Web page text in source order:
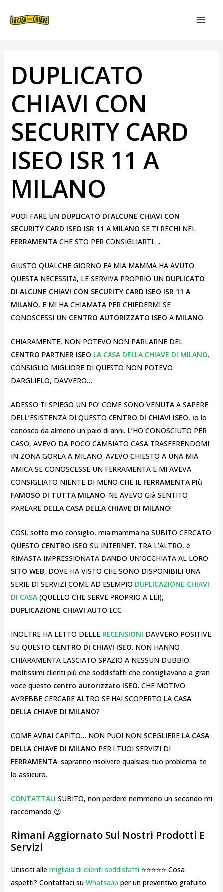
DUPLICATO
CHIAVI CON
SECURITY CARD
ISEO ISR 11 A
MILANO
PUOI FARE UN DUPLICATO DI ALCUNE CHIAVI CON
SECURITY CARD ISEO ISR 11 A MILANO SE TI RECHI NEL
FERRAMENTA CHE STO PER CONSIGLIARTI….
GIUSTO QUALCHE GIORNO FA MIA MAMMA HA AVUTO
QUESTA NECESSITà, LE SERVIVA PROPRIO UN DUPLICATO
DI ALCUNE CHIAVI CON SECURITY CARD ISEO ISR 11 A
MILANO, E MI HA CHIAMATA PER CHIEDERMI SE
CONOSCESSI UN CENTRO AUTORIZZATO ISEO A MILANO.
CHIARAMENTE, NON POTEVO NON PARLARNE DEL
CENTRO PARTNER ISEO LA CASA DELLA CHIAVE DI MILANO.
CONSIGLIO MIGLIORE DI QUESTO NON POTEVO
DARGLIELO, DAVVERO…
ADESSO TI SPIEGO UN PO’ COME SONO VENUTA A SAPERE
DELL’ESISTENZA DI QUESTO CENTRO DI CHIAVI ISEO. io lo
conosco da almeno un paio di anni. L’HO CONOSCIUTO PER
CASO, AVEVO DA POCO CAMBIATO CASA TRASFERENDOMI
IN ZONA GORLA A MILANO. AVEVO CHIESTO A UNA MIA
AMICA SE CONOSCESSE UN FERRAMENTA E MI AVEVA
CONSIGLIATO NIENTE DI MENO CHE ILFERRAMENTA PIù
FAMOSO DI TUTTA MILANO. NE AVEVO GIà SENTITO
PARLARE DELLA CASA DELLA CHIAVE DI MILANO!
COSì, sotto mio consiglio, mia mamma ha SUBITO CERCATO
QUESTO CENTRO ISEO SU INTERNET. TRA L’ALTRO, è
RIMASTA IMPRESSIONATA DANDO UN’OCCHIATA AL LORO
SITO WEB, DOVE HA VISTO CHE SONO DISPONIBILI UNA
SERIE DI SERVIZI COME AD ESEMPIO DUPLICAZIONE CHIAVI
DI CASA (QUELLO CHE SERVE PROPRIO A LEI),
DUPLICAZIONE CHIAVI AUTO ECC
INOLTRE HA LETTO DELLE RECENSIONI DAVVERO POSITIVE
SU QUESTO CENTRO DI CHIAVI ISEO. NON HANNO
CHIARAMENTA LASCIATO SPAZIO A NESSUN DUBBIO.
moltissimi clienti più che soddisfatti che consigliavano a gran
voce questo centro autorizzato ISEO. CHE MOTIVO
AVREBBE CERCARE ALTRO SE HAI SCOPERTO LA CASA
DELLA CHIAVE DI MILANO?
COME AVRAI CAPITO… NON PUOI NON SCEGLIERE LA CASA
DELLA CHIAVE DI MILANO PER I TUOI SERVIZI DI
FERRAMENTA. sapranno risolvere qualsiasi tuo problema. te
lo assicuro.
CONTATTALI SUBITO, non perdere nemmeno un secondo mi
raccomando 😉
Rimani Aggiornato Sui Nostri Prodotti E
Servizi
Unisciti alle migliaia di clienti soddisfatti⭐⭐⭐⭐⭐ Cosa
aspetti? Contattaci su Whatsapp per un preventivo gratuito
ARTICOLI